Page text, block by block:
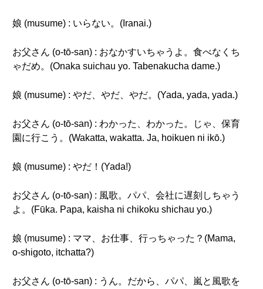
娘 (musume) : いらない。(Iranai.)
お父さん (o-tō-san) : おなかすいちゃうよ。食べなくち
ゃだめ。(Onaka suichau yo. Tabenakucha dame.)
娘 (musume) : やだ、やだ、やだ。(Yada, yada, yada.)
お父さん (o-tō-san) : わかった、わかった。じゃ、保育
園に行こう。(Wakatta, wakatta. Ja, hoikuen ni ikō.)
娘 (musume) : やだ！(Yada!)
お父さん (o-tō-san) : 風歌。パパ、会社に遅刻しちゃう
よ。(Fūka. Papa, kaisha ni chikoku shichau yo.)
娘 (musume) : ママ、お仕事、行っちゃった？(Mama,
o-shigoto, itchatta?)
お父さん (o-tō-san) : うん。だから、パパ、嵐と風歌を